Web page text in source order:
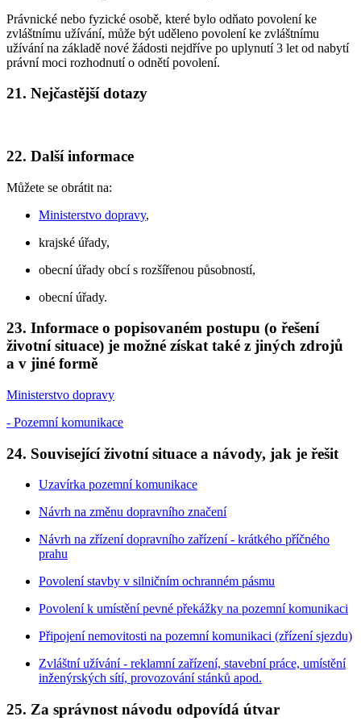
Právnické nebo fyzické osobě, které bylo odňato povolení ke
zvláštnímu užívání, může být uděleno povolení ke zvláštnímu
užívání na základě nové žádosti nejdříve po uplynutí 3 let od nabytí
právní moci rozhodnutí o odnětí povolení.
21. Nejčastější dotazy
22. Další informace
Můžete se obrátit na:
Ministerstvo dopravy,
krajské úřady,
obecní úřady obcí s rozšířenou působností,
obecní úřady.
23. Informace o popisovaném postupu (o řešení
životní situace) je možné získat také z jiných zdrojů
a v jiné formě
Ministerstvo dopravy
- Pozemní komunikace
24. Související životní situace a návody, jak je řešit
Uzavírka pozemní komunikace
Návrh na změnu dopravního značení
Návrh na zřízení dopravního zařízení - krátkého příčného
prahu
Povolení stavby v silničním ochranném pásmu
Povolení k umístění pevné překážky na pozemní komunikaci
Připojení nemovitosti na pozemní komunikaci (zřízení sjezdu)
Zvláštní užívání - reklamní zařízení, stavební práce, umístění
inženýrských sítí, provozování stánků apod.
25. Za správnost návodu odpovídá útvar